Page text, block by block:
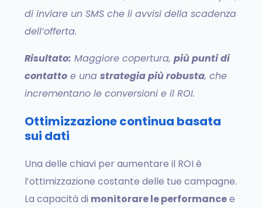
di inviare un SMS che li avvisi della scadenza
dell’offerta.
Risultato: Maggiore copertura,più punti di
contatto e unastrategia più robusta, che
incrementano le conversioni e il ROI.
Ottimizzazione continua basata
sui dati
Una delle chiavi per aumentare il ROI è
l’ottimizzazione costante delle tue campagne.
La capacità di monitorare le performancee